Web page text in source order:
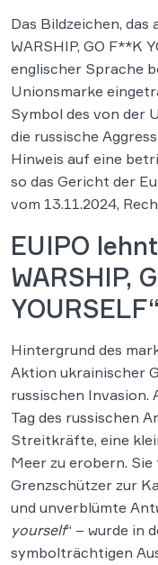
Das Bildzeichen, das
WARSHIP, GO F**K
englischer Sprache
Unionsmarke
Symbol des von der
die russische
Hinweis auf eine
so das Gericht der
vom 13.11.2024,
EUIPO
WARSHIP,
Hintergrund des
Aktion ukrainischer
russischen Invasion.
Tag des russischen
Streitkräfte, eine
Meer zu erobern.
Grenzschützer zur
und unverblümte
yourself“ – wurde in
symbolträchtigen